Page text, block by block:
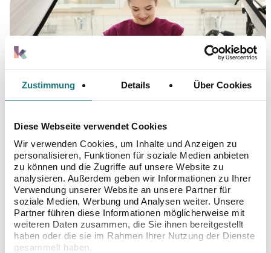
Zustimmung Details Über Cookies
Diese Webseite verwendet Cookies
Wir verwenden Cookies, um Inhalte und Anzeigen zu
personalisieren, Funktionen für soziale Medien anbieten
zu können und die Zugriffe auf unsere Website zu
analysieren. Außerdem geben wir Informationen zu Ihrer
Verwendung unserer Website an unsere Partner für
soziale Medien, Werbung und Analysen weiter. Unsere
Partner führen diese Informationen möglicherweise mit
weiteren Daten zusammen, die Sie ihnen bereitgestellt
haben oder die sie im Rahmen Ihrer Nutzung der Dienste
gesammelt haben.
30.01.2024
WIE BRINGE ICH ALS
BERUFSTÄTIGE FRAU
EINE IVF-BEHANDLUNG
UNTER?